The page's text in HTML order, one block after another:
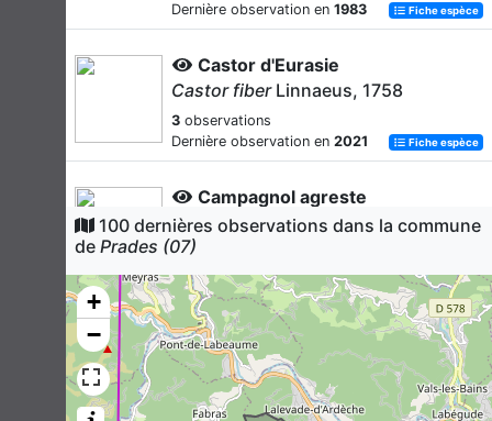
Dernière observation en 1983 Fiche espèce
Castor d'Eurasie
Castor fiberLinnaeus, 1758
3 observations
Dernière observation en 2021 Fiche espèce
Campagnol agreste
Microtus agrestis(Linnaeus, 1761)
3observations
Dernière observation en1983 Fiche espèce
Campagnol souterrain
Microtus subterraneus(de Sélys-
Longchamps, 1836)
3observations
100 dernières observations dans la commune
de Prades (07)
+
−